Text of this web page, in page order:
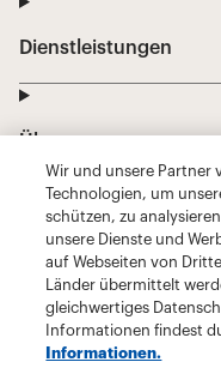
Wir und unsere Partner
Technologien, um
schützen, zu
unsere Dienste und
auf Webseiten von
Länder übermittelt
gleichwertiges
Informationen findest
Informationen.